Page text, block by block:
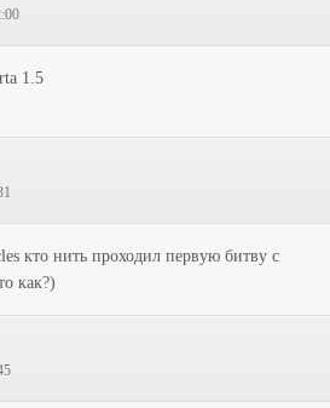
1.5
кто нить проходил первую битву с
как?)